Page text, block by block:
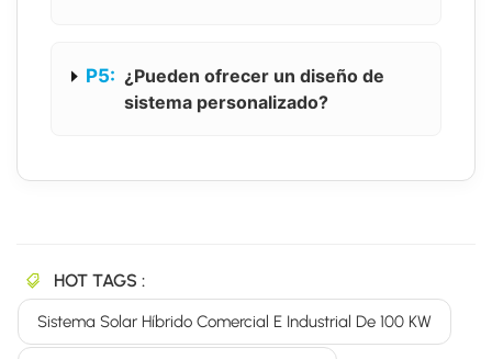
P5: ¿Pueden ofrecer un diseño de
sistema personalizado?
HOT TAGS :
Sistema Solar Híbrido Comercial E Industrial De 100 KW